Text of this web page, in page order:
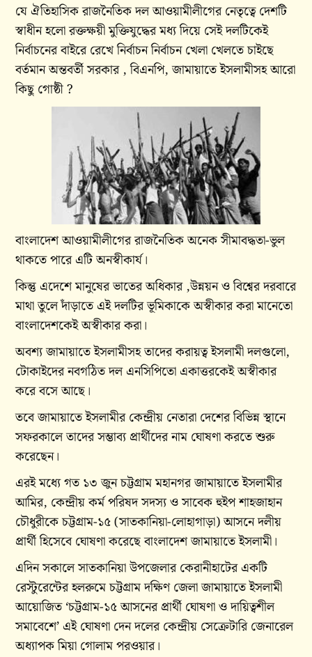
যে ঐতিহাসিক রাজনৈতিক দল আওয়ামীলীগের নেতৃত্বে দেশটি
স্বাধীন হলো রক্তক্ষয়ী মুক্তিযুদ্ধের মধ্য দিয়ে সেই দলটিকেই
নির্বাচনের বাইরে রেখে নির্বাচন নির্বাচন খেলা খেলতে চাইছে
বর্তমান অন্তবর্তী সরকার , বিএনপি, জামায়াতে ইসলামীসহ আরো
কিছু গোষ্ঠী ?
বাংলাদেশ আওয়ামীলীগের রাজনৈতিক অনেক সীমাবদ্ধতা-ভুল
থাকতে পারে এটি অনস্বীকার্য।
কিন্তু এদেশে মানুষের ভাতের অধিকার ,উন্নয়ন ও বিশ্বের দরবারে
মাথা তুলে দাঁড়াতে এই দলটির ভূমিকাকে অস্বীকার করা মানেতো
বাংলাদেশকেই অস্বীকার করা।
অবশ্য জামায়াতে ইসলামীসহ তাদের করায়ত্ব ইসলামী দলগুলো,
টোকাইদের নবগঠিত দল এনসিপিতো একাত্তরকেই অস্বীকার
করে বসে আছে।
তবে জামায়াতে ইসলামীর কেন্দ্রীয় নেতারা দেশের বিভিন্ন স্থানে
সফরকালে তাদের সম্ভাব্য প্রার্থীদের নাম ঘোষণা করতে শুরু
করেছেন।
এরই মধ্যে গত ১৩ জুন চট্টগ্রাম মহানগর জামায়াতে ইসলামীর
আমির, কেন্দ্রীয় কর্ম পরিষদ সদস্য ও সাবেক হুইপ শাহজাহান
চৌধুরীকে চট্টগ্রাম-১৫ (সাতকানিয়া-লোহাগাড়া) আসনে দলীয়
প্রার্থী হিসেবে ঘোষণা করেছে বাংলাদেশ জামায়াতে ইসলামী।
এদিন সকালে সাতকানিয়া উপজেলার কেরানীহাটের একটি
রেস্টুরেন্টের হলরুমে চট্টগ্রাম দক্ষিণ জেলা জামায়াতে ইসলামী
আয়োজিত ‘চট্টগ্রাম-১৫ আসনের প্রার্থী ঘোষণা ও দায়িত্বশীল
সমাবেশে’ এই ঘোষণা দেন দলের কেন্দ্রীয় সেক্রেটারি জেনারেল
অধ্যাপক মিয়া গোলাম পরওয়ার।